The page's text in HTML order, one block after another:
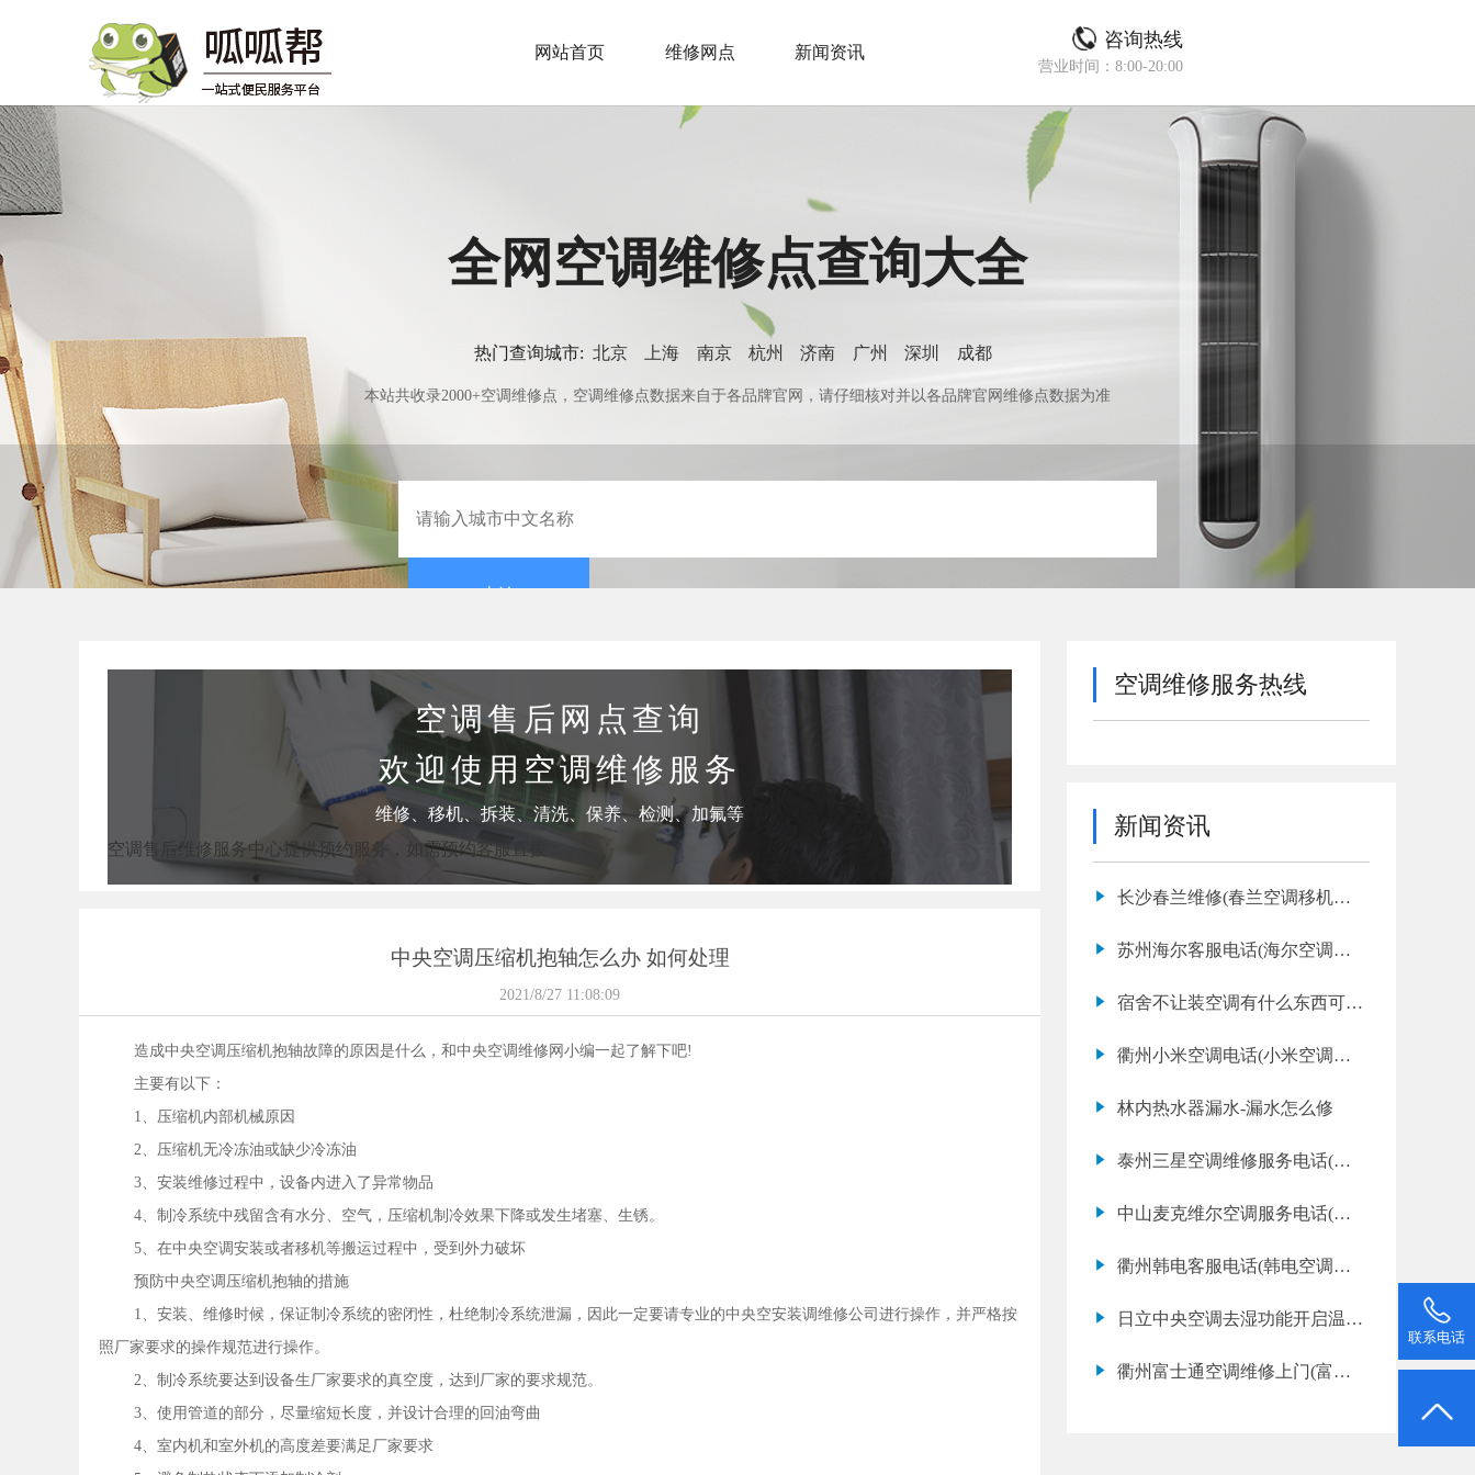
网站首页 维修网点 新闻资讯
咨询热线
营业时间：8:00-20:00
全网空调维修点查询大全
热门查询城市: 北京 上海 南京 杭州 济南 广州 深圳 成都
本站共收录2000+空调维修点，空调维修点数据来自于各品牌官网，请仔细核对并以各品牌官网维修点数据为准
空调售后网点查询
欢迎使用空调维修服务
维修、移机、拆装、清洗、保养、检测、加氟等
空调售后维修服务中心提供预约服务，如需预约客服直拨：
中央空调压缩机抱轴怎么办 如何处理
2021/8/27 11:08:09
造成中央空调压缩机抱轴故障的原因是什么，和中央空调维修网小编一起了解下吧!
主要有以下：
1、压缩机内部机械原因
2、压缩机无冷冻油或缺少冷冻油
3、安装维修过程中，设备内进入了异常物品
4、制冷系统中残留含有水分、空气，压缩机制冷效果下降或发生堵塞、生锈。
5、在中央空调安装或者移机等搬运过程中，受到外力破坏
预防中央空调压缩机抱轴的措施
1、安装、维修时候，保证制冷系统的密闭性，杜绝制冷系统泄漏，因此一定要请专业的中央空安装调维修公司进行操作，并严格按
照厂家要求的操作规范进行操作。
2、制冷系统要达到设备生厂家要求的真空度，达到厂家的要求规范。
3、使用管道的部分，尽量缩短长度，并设计合理的回油弯曲
4、室内机和室外机的高度差要满足厂家要求
空调维修服务热线
新闻资讯
长沙春兰维修(春兰空调移机价
苏州海尔客服电话(海尔空调维
宿舍不让装空调有什么东西可以
衢州小米空调电话(小米空调不
林内热水器漏水-漏水怎么修
泰州三星空调维修服务电话(三
中山麦克维尔空调服务电话(麦
衢州韩电客服电话(韩电空调维
日立中央空调去湿功能开启温度
衢州富士通空调维修上门(富士
联系电话